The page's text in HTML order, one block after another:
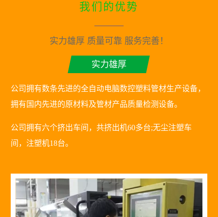
我们的优势
实力雄厚 质量可靠 服务完善！
实力雄厚
公司拥有数条先进的全自动电脑数控塑料管材生产设备，
拥有国内先进的原材料及管材产品质量检测设备。
公司拥有六个挤出车间，共挤出机60多台;无尘注塑车
间，注塑机18台。